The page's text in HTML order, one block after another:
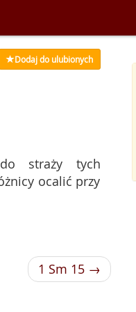
Dodaj do ulubionych
straży tych
ocalić przy
1 Sm 15 →